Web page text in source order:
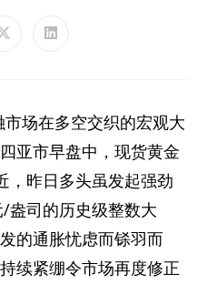
场在多空交织的宏观大
亚市早盘中，现货黄金
，昨日多头虽发起强劲
盎司的历史级整数大
的通胀忧虑而铩羽而
续紧绷令市场再度修正